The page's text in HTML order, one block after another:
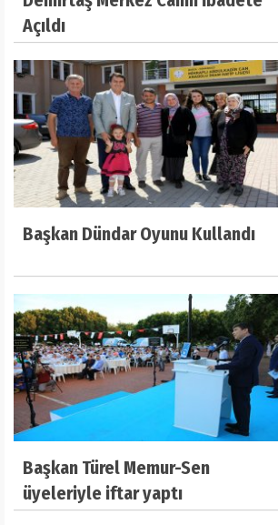
Açıldı
Başkan Dündar Oyunu Kullandı
Başkan Türel Memur-Sen
üyeleriyle iftar yaptı